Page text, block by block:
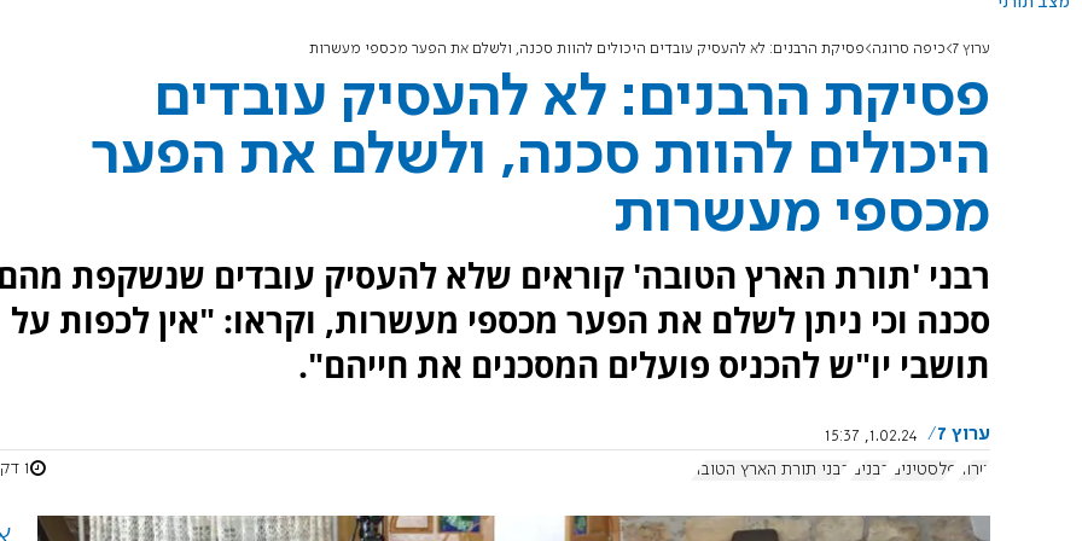
ערוץ 7 כיפה סרוגה פסיקת הרבנים: לא להעסיק עובדים היכולים להוות סכנה, ולשלם את הפער מכספי מעשרות
פסיקת הרבנים: לא להעסיק עובדים
היכולים להוות סכנה, ולשלם את הפער
מכספי מעשרות
רבני 'תורת הארץ הטובה' קוראים שלא להעסיק עובדים שנשקפת
סכנה וכי ניתן לשלם את הפער מכספי מעשרות, וקראו: "אין לכפות על
תושבי יו"ש להכניס פועלים המסכנים את חייהם".
ערוץ 7
1.02.24, 15:37
טרור פלסטינים רבנים רבני תורת הארץ הטובה 1 דקות